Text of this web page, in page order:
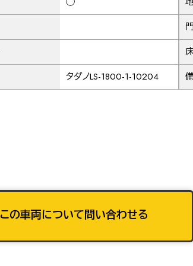
53
タダノLS-1800-1-10204
この車両について問い合わせる